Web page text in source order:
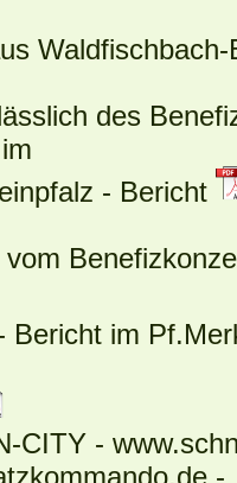
des
- Bericht
Bericht im
CITY -
-